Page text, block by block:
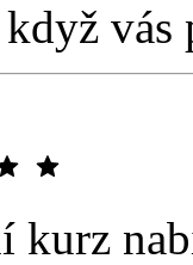
vás
kurz